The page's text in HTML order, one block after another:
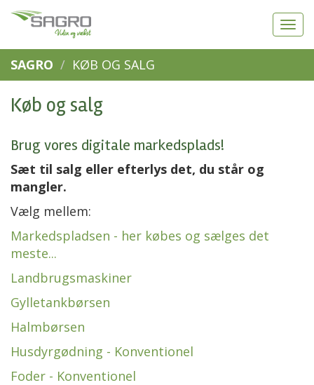
SAGRO KØB OG SALG
Køb og salg
Brug vores digitale markedsplads!
Sæt til salg eller efterlys det, du står og
mangler.
Vælg mellem:
Markedspladsen - her købes og sælges det
meste...
Landbrugsmaskiner
Gylletankbørsen
Halmbørsen
Husdyrgødning - Konventionel
Foder - Konventionel